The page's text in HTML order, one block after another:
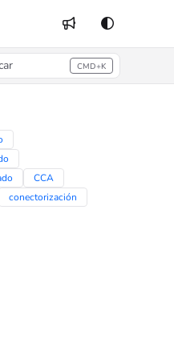
CMD+K
to open search
CCA
conectorización